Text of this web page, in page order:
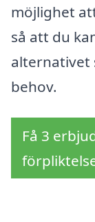
möjlighet
så att du
alternativet
behov.
Få 3